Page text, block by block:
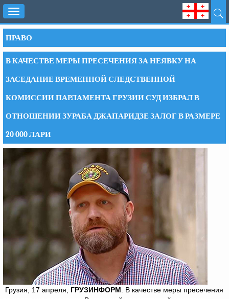
Toggle
navigation
ПРАВО
В КАЧЕСТВЕ МЕРЫ ПРЕСЕЧЕНИЯ ЗА НЕЯВКУ НА
ЗАСЕДАНИЕ ВРЕМЕННОЙ СЛЕДСТВЕННОЙ
КОМИССИИ ПАРЛАМЕНТА ГРУЗИИ СУД ИЗБРАЛ В
ОТНОШЕНИИ ЗУРАБА ДЖАПАРИДЗЕ ЗАЛОГ В РАЗМЕРЕ
20 000 ЛАРИ
Грузия, 17 апреля, ГРУЗИНФОРМ . В качестве меры пресечения